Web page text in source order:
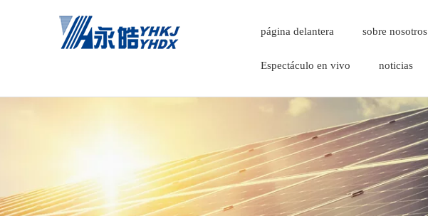
página delantera sobre nosotros
Espectáculo en vivo noticias